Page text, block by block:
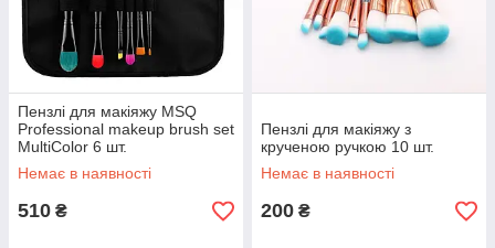
Пензлі для макіяжу MSQ
Professional makeup brush set
MultiColor 6 шт.
Немає в наявності
510 ₴
Пензлі для макіяжу з
крученою ручкою 10 шт.
Немає в наявності
200 ₴